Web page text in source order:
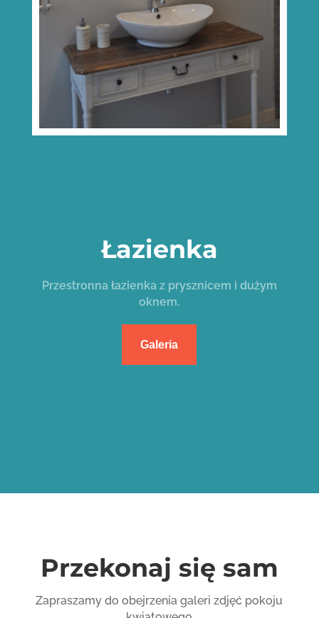
Łazienka
Przestronna łazienka z prysznicem i dużym
oknem.
Galeria
Przekonaj się sam
Zapraszamy do obejrzenia galeri zdjęć pokoju